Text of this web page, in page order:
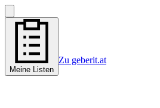
Meine Listen
Zu geberit.at